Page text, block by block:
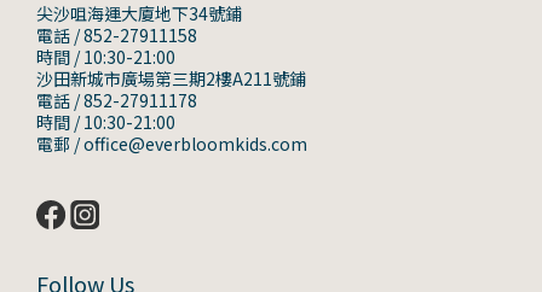
尖沙咀海運大廈地下34號鋪
電話 / 852-27911158
時間 / 10:30-21:00
沙田新城市廣場第三期2樓A211號鋪
電話 / 852-27911178
時間 / 10:30-21:00
電郵 / office@everbloomkids.com
Follow Us